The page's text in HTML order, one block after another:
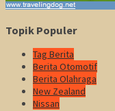
Topik Populer
Tag Berita
Berita Otomotif
Berita Olahraga
New Zealand
Nissan